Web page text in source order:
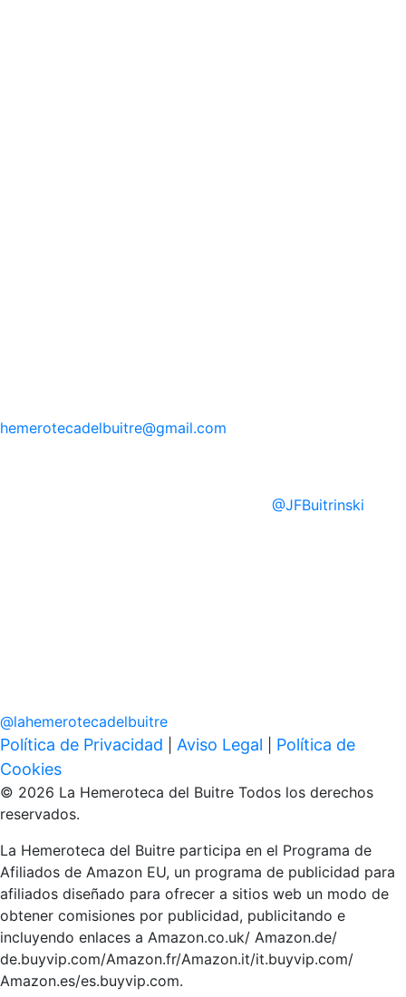
hemerotecadelbuitre@gmail.com
@JFBuitrinski
@lahemerotecadelbuitre
Política de Privacidad Aviso Legal
Política de
Cookies
© 2026 La Hemeroteca del Buitre Todos los derechos
reservados.
La Hemeroteca del Buitre participa en el Programa de
Afiliados de Amazon EU, un programa de publicidad para
afiliados diseñado para ofrecer a sitios web un modo de
obtener comisiones por publicidad, publicitando e
incluyendo enlaces a Amazon.co.uk/ Amazon.de/
de.buyvip.com/Amazon.fr/Amazon.it/it.buyvip.com/
Amazon.es/es.buyvip.com.